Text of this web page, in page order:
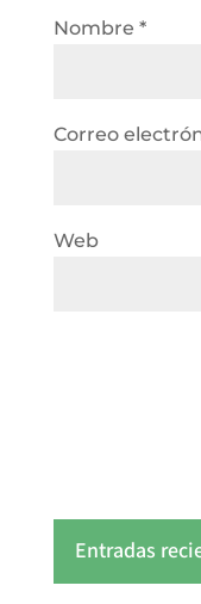
Nombre *
Correo
Web
Entradas